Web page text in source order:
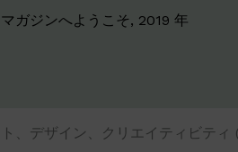
ガジンへようこそ, 2019 年
、デザイン、クリエイティビティ